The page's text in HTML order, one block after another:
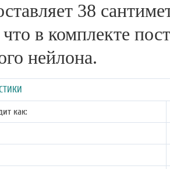
38
в комплекте
нейлона.
как: